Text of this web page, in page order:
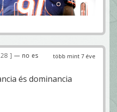
több mint 7 éve
— no es
és dominancia